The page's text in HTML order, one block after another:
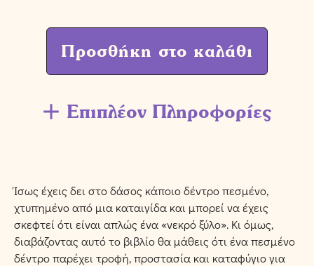
Προσθήκη στο καλάθι
Επιπλέον Πληροφορίες
Ίσως έχεις δει στο δάσος κάποιο δέντρο πεσμένο,
χτυπημένο από μια καταιγίδα και μπορεί να έχεις
σκεφτεί ότι είναι απλώς ένα «νεκρό ξύλο». Κι όμως,
διαβάζοντας αυτό το βιβλίο θα μάθεις ότι ένα πεσμένο
δέντρο παρέχει τροφή, προστασία και καταφύγιο για